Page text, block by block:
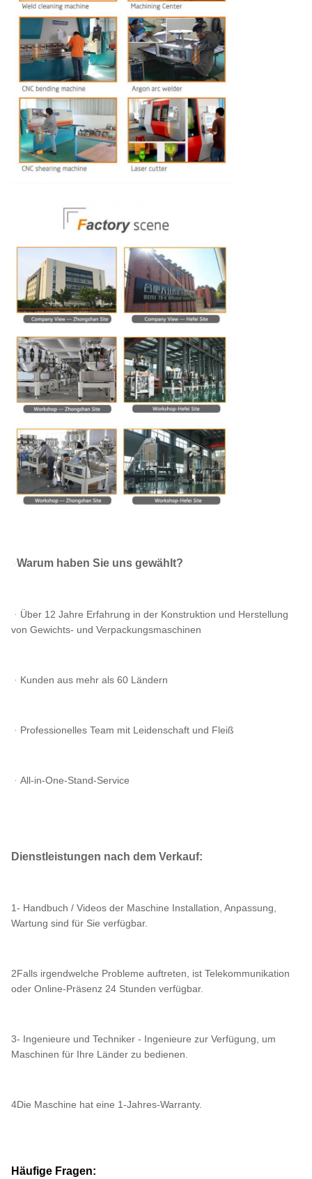
>Warum haben Sie uns gewählt?
ᆞÜber 12 Jahre Erfahrung in der Konstruktion und Herstellung
von Gewichts- und Verpackungsmaschinen
ᆞKunden aus mehr als 60 Ländern
ᆞProfessionelles Team mit Leidenschaft und Fleiß
ᆞAll-in-One-Stand-Service
Dienstleistungen nach dem Verkauf:
1- Handbuch / Videos der Maschine Installation, Anpassung,
Wartung sind für Sie verfügbar.
2Falls irgendwelche Probleme auftreten, ist Telekommunikation
oder Online-Präsenz 24 Stunden verfügbar.
3- Ingenieure und Techniker - Ingenieure zur Verfügung, um
Maschinen für Ihre Länder zu bedienen.
4Die Maschine hat eine 1-Jahres-Warranty.
Häufige Fragen: